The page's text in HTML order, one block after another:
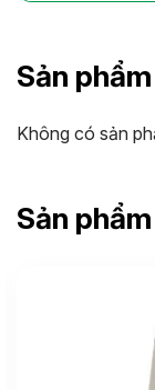
Sản
Không có sản
Sản